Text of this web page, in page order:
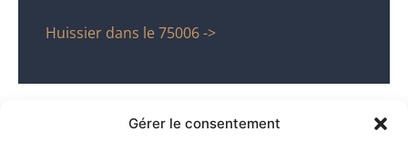
Gérer le consentement
Huissier dans le 75006 ->